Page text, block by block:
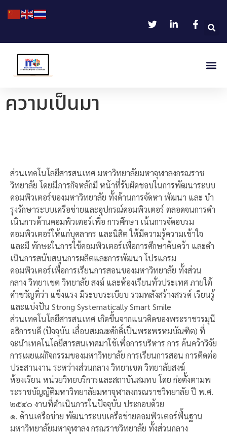
ความเป็นมา
ส่วนเทคโนโลยีสารสนเทศ มหาวิทยาลัยมหาจุฬาลงกรณราช
วิทยาลัย โดยมีภารกิจหลักมี หน้าที่รับผิดชอบในการพัฒนาระบบ
คอมพิวเตอร์ของมหาวิทยาลัย ทั้งด้านการจัดหา พัฒนา และ บํา
รุงรักษาระบบเครือข่ายและอุปกรณ์คอมพิวเตอร์ ตลอดจนการดํา
เนินการด้านคอมพิวเตอร์เพื่อ การศึกษา เน้นการจัดอบรม
คอมพิวเตอร์ให้แก่บุคลากร และนิสิต ให้มีความรู้ความเข้าใจ
และมี ทักษะในการใช้คอมพิวเตอร์เพื่อการศึกษาค้นคว้า และดํา
เนินการสนับสนุนการผลิตและการพัฒนา โปรแกรม
คอมพิวเตอร์เพื่อการเรียนการสอนของมหาวิทยาลัย ทั้งส่วน
กลาง วิทยาเขต วิทยาลัย สงฆ์ และห้องเรียนทั่วประเทศ ภายใต้
คําขวัญที่ว่า แข็งแรง มีระบบระเบียบ รวมพลังสร้างสรรค์ เรียนรู้
และแบ่งปัน Strong Systematically Smart Smile
ส่วนเทคโนโลยีสารสนเทศ เกิดขึ้นจากแนวคิดของพระราชวรมุนี
อธิการบดี (ปัจจุบัน เลื่อนสมณะศักดิ์เป็นพระพรหมบัณฑิต) ที่
จะนําเทคโนโลยีสารสนเทศมาใช้เพื่อการบริหาร การ ค้นคว้าวิจัย
การเผยแผ่กิจกรรมของมหาวิทยาลัย การเรียนการสอน การติดต่อ
ประสานงาน ระหว่างส่วนกลาง วิทยาเขต วิทยาลัยสงฆ์
ห้องเรียน หน่วยวิทยบริการและสถาบันสมทบ โดย ก่อตั้งตามพ
ระราชบัญญัติมหาวิทยาลัยมหาจุฬาลงกรณราชวิทยาลัย ปี พ.ศ.
๒๕๔๐ งานที่ดําเนินการในปัจจุบัน ประกอบด้วย
๑. ด้านเครือข่าย พัฒนาระบบเครือข่ายคอมพิวเตอร์พื้นฐาน
มหาวิทยาลัยมหาจุฬาลง กรณราชวิทยาลัย ทั้งส่วนกลาง